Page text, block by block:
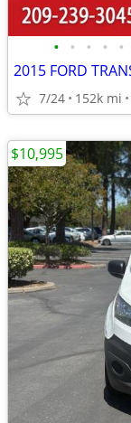
• • • • •
7/24 152k mi
$10,995